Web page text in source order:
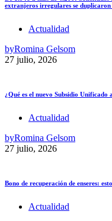
extranjeros irregulares se duplicaron
Actualidad
byRomina Gelsom
27 julio, 2026
¿Qué es el nuevo Subsidio Unificado
Actualidad
byRomina Gelsom
27 julio, 2026
Bono de recuperación de enseres:
Actualidad